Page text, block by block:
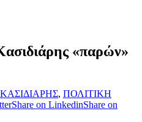
«παρών»
ΚΑΣΙΔΙΑΡΗΣ, ΠΟΛΙΤΙΚΗ
Share on LinkedinShare on